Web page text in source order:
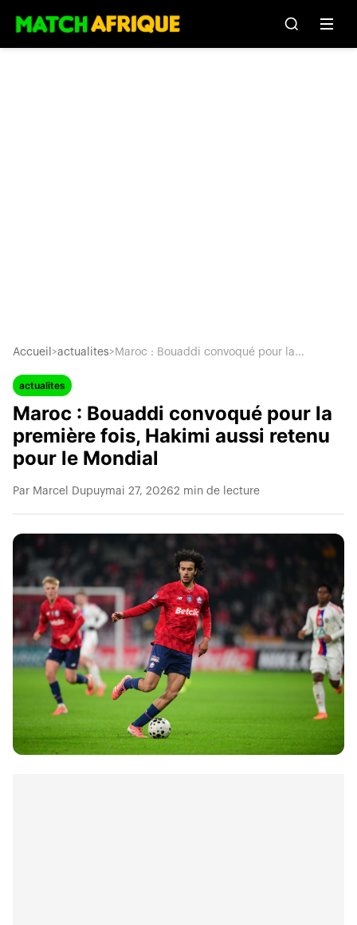
Accueil >actualites> Maroc : Bouaddi convoqué pour la...
actualites
Maroc : Bouaddi convoqué pour la
première fois, Hakimi aussi retenu
pour le Mondial
Par Marcel Dupuymai 27, 20262 min de lecture